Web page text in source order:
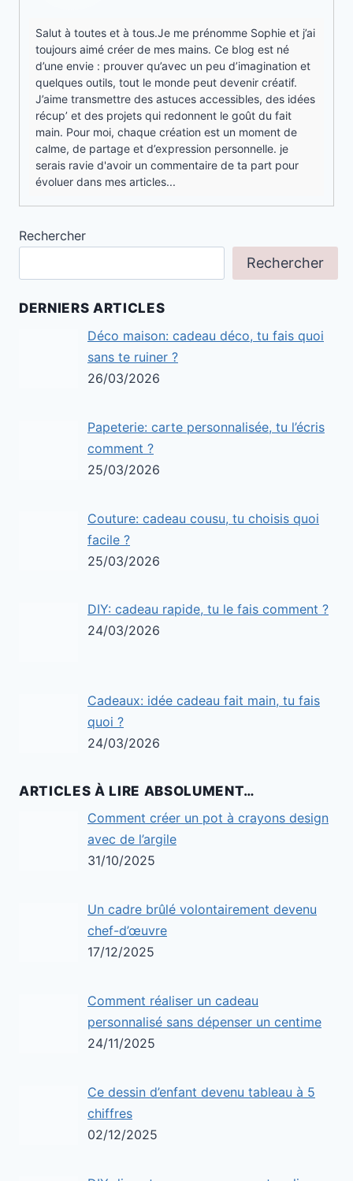
Salut à toutes et à tous.Je me prénomme Sophie et j’ai
toujours aimé créer de mes mains. Ce blog est né
d’une envie : prouver qu’avec un peu d’imagination et
quelques outils, tout le monde peut devenir créatif.
J’aime transmettre des astuces accessibles, des idées
récup’ et des projets qui redonnent le goût du fait
main. Pour moi, chaque création est un moment de
calme, de partage et d’expression personnelle. je
serais ravie d'avoir un commentaire de ta part pour
évoluer dans mes articles...
Rechercher
Rechercher
DERNIERS ARTICLES
Déco maison: cadeau déco, tu fais quoi
sans te ruiner ?
26/03/2026
Papeterie: carte personnalisée, tu l’écris
comment ?
25/03/2026
Couture: cadeau cousu, tu choisis quoi
facile ?
25/03/2026
DIY: cadeau rapide, tu le fais comment ?
24/03/2026
Cadeaux: idée cadeau fait main, tu fais
quoi ?
24/03/2026
ARTICLES À LIRE ABSOLUMENT…
Comment créer un pot à crayons design
avec de l’argile
31/10/2025
Un cadre brûlé volontairement devenu
chef-d’œuvre
17/12/2025
Comment réaliser un cadeau
personnalisé sans dépenser un centime
24/11/2025
Ce dessin d’enfant devenu tableau à 5
chiffres
02/12/2025